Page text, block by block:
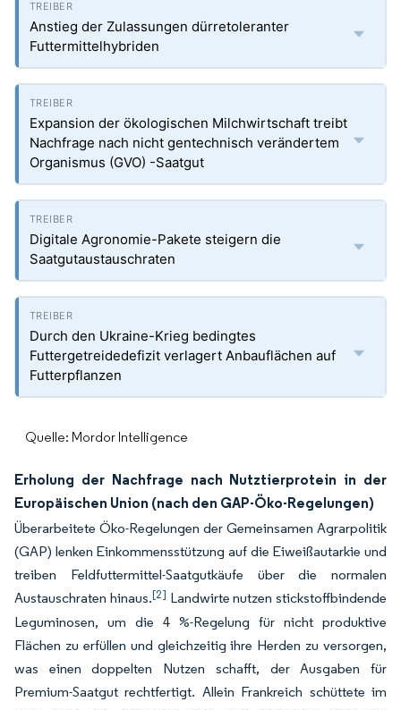
Anstieg der Zulassungen dürretoleranter
Futtermittelhybriden
Expansion der ökologischen Milchwirtschaft treibt
Nachfrage nach nicht gentechnisch verändertem
Organismus (GVO) -Saatgut
Digitale Agronomie-Pakete steigern die
Saatgutaustauschraten
Durch den Ukraine-Krieg bedingtes
Futtergetreidedefizit verlagert Anbauflächen auf
Futterpflanzen
Quelle: Mordor Intelligence
Erholung der Nachfrage nach Nutztierprotein in der
Europäischen Union (nach den GAP-Öko-Regelungen)
Überarbeitete Öko-Regelungen der Gemeinsamen Agrarpolitik
(GAP) lenken Einkommensstützung auf die Eiweißautarkie und
treiben Feldfuttermittel-Saatgutkäufe über die normalen
Austauschraten hinaus.[2] Landwirte nutzen stickstoffbindende
Leguminosen, um die 4 %-Regelung für nicht produktive
Flächen zu erfüllen und gleichzeitig ihre Herden zu versorgen,
was einen doppelten Nutzen schafft, der Ausgaben für
Premium-Saatgut rechtfertigt. Allein Frankreich schüttete im